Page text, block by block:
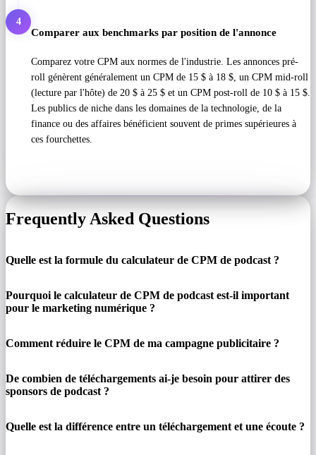
4
Comparer aux benchmarks par position de l'annonce
Comparez votre CPM aux normes de l'industrie. Les annonces pré-
roll génèrent généralement un CPM de 15 $ à 18 $, un CPM mid-roll
(lecture par l'hôte) de 20 $ à 25 $ et un CPM post-roll de 10 $ à 15 $.
Les publics de niche dans les domaines de la technologie, de la
finance ou des affaires bénéficient souvent de primes supérieures à
ces fourchettes.
Frequently Asked Questions
Quelle est la formule du calculateur de CPM de podcast ?
Pourquoi le calculateur de CPM de podcast est-il important
pour le marketing numérique ?
Comment réduire le CPM de ma campagne publicitaire ?
De combien de téléchargements ai-je besoin pour attirer des
sponsors de podcast ?
Quelle est la différence entre un téléchargement et une écoute ?